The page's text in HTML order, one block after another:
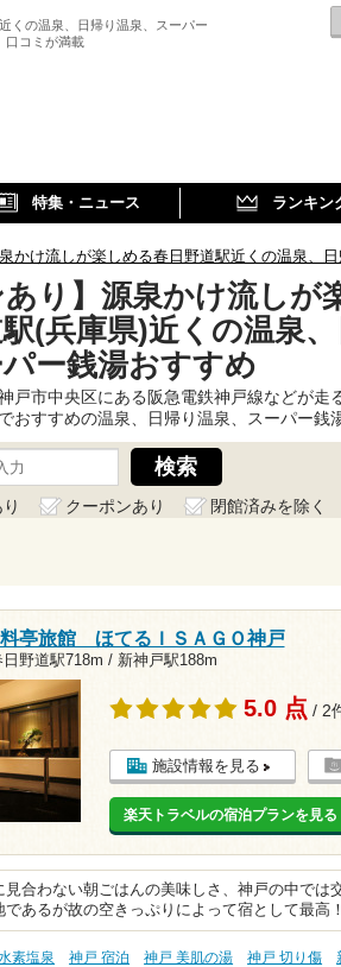
くの温泉、日帰り温泉、スーパー
口コミが満載
特集・ニュース ランキン
かけ流しが楽しめる春日野道駅近くの温泉、
あり】源泉かけ流しが
(兵庫県)近くの温泉、
ー銭湯おすすめ
戸市中央区にある阪急電鉄神戸線などが走
おすすめの温泉、日帰り温泉、スーパー銭
クーポンあり
閉館済みを除く
亭旅館 ほてるＩＳＡＧＯ神戸
日野道駅718m / 新神戸駅188m
5.0 点 / 2
施設情報を見る
楽天トラベルの宿泊プランを見る
見合わない朝ごはんの美味しさ、神戸の中では
であるが故の空きっぷりによって宿として最
素塩泉 神戸 宿泊 神戸 美肌の湯 神戸 切り傷